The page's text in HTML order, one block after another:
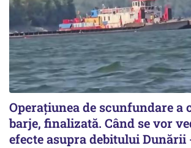
Operațiunea de scunfundare a
barje, finalizată. Când se vor
efecte asupra debitului Dunării